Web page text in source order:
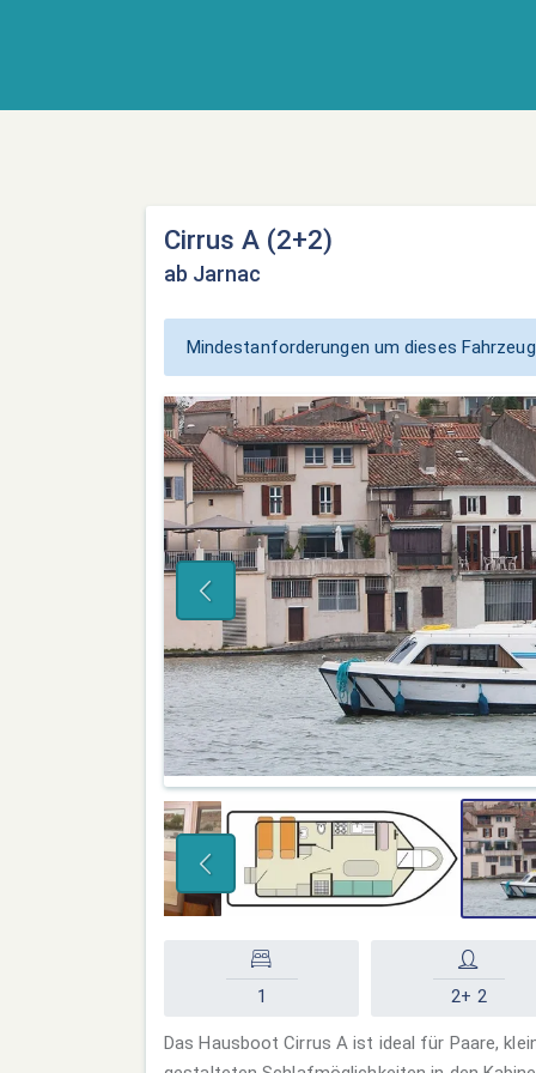
Cirrus A (2+2)
ab Jarnac
Mindestanforderungen um dieses
1 2+ 2
Das Hausboot Cirrus A ist ideal für Paare,